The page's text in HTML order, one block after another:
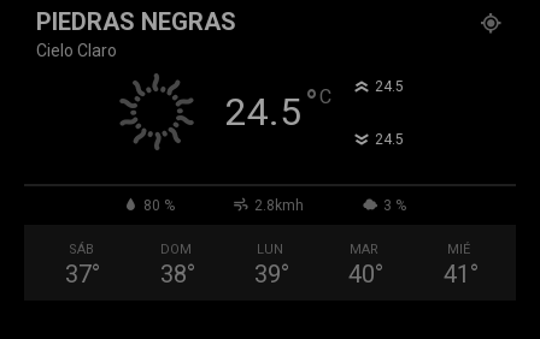
PIEDRAS NEGRAS
Cielo Claro
24.5°C 24.5
24.5
80 % 2.8kmh 3 %
SÁB
37°
DOM
38°
LUN
39°
MAR
40°
MIÉ
41 °